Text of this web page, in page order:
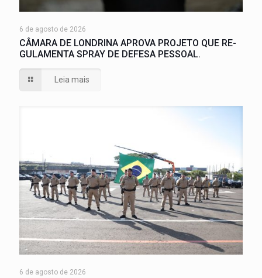
6 de agosto de 2026
CÂMARA DE LONDRINA APROVA PROJETO QUE RE-
GULAMENTA SPRAY DE DEFESA PESSOAL.
Leia mais
6 de agosto de 2026